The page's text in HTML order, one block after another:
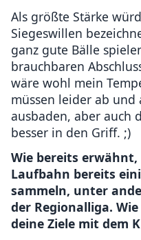
Als größte Stärke
Siegeswillen
ganz gute Bälle
brauchbaren
wäre wohl mein
müssen leider ab und
ausbaden, aber auch
besser in den Griff. ;)
Wie bereits
Laufbahn bereits
sammeln, unter
der Regionalliga.
deine Ziele mit dem